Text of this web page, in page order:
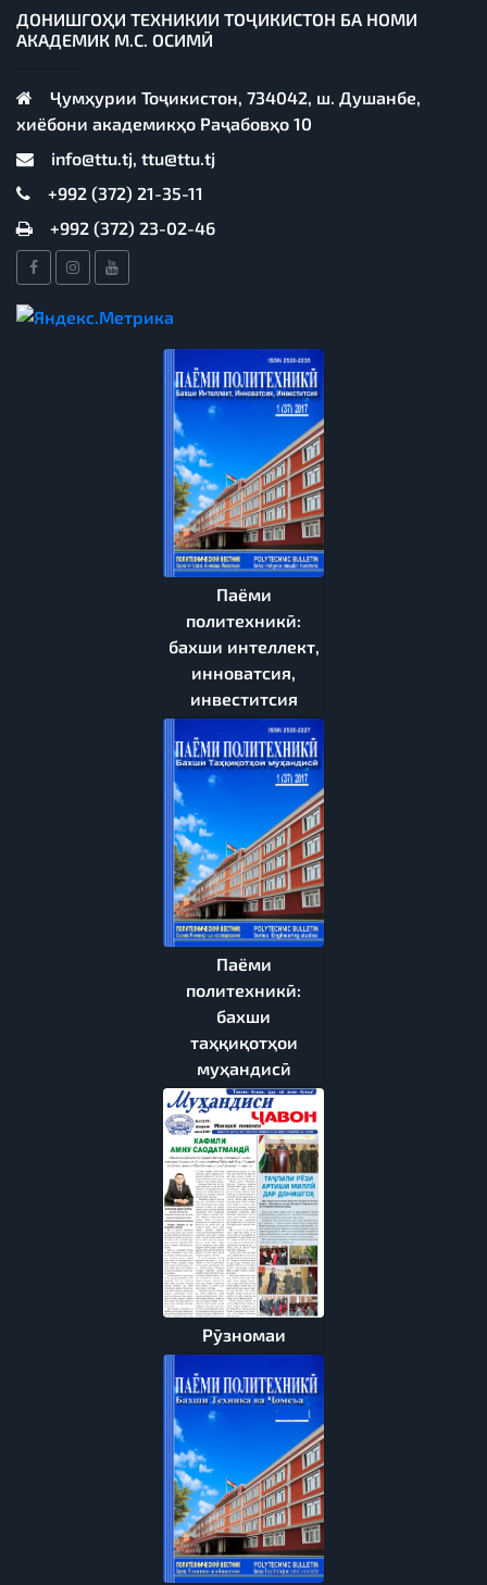
ДОНИШГОҲИ ТЕХНИКИИ ТОҶИКИСТОН БА НОМИ
АКАДЕМИК М.С. ОСИМӢ
Ҷумҳурии Тоҷикистон, 734042, ш. Душанбе,
хиёбони академикҳо Раҷабовҳо 10
info@ttu.tj, ttu@ttu.tj
+992 (372) 21-35-11
+992 (372) 23-02-46
Паёми
политехникӣ:
бахши интеллект,
инноватсия,
инвеститсия
Паёми
политехникӣ:
бахши
таҳқиқотҳои
муҳандисӣ
Рӯзномаи